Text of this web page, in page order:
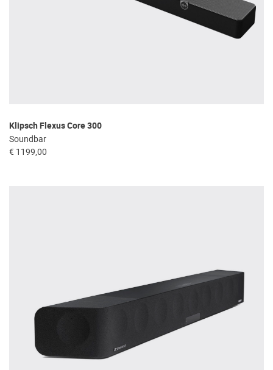
Klipsch Flexus Core 300
Soundbar
€ 1199,00